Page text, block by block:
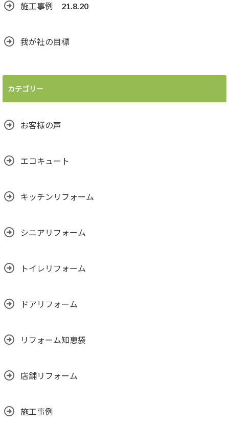
施工事例 21.8.20
我が社の目標
カテゴリー
お客様の声
エコキュート
キッチンリフォーム
シニアリフォーム
トイレリフォーム
ドアリフォーム
リフォーム知恵袋
店舗リフォーム
施工事例